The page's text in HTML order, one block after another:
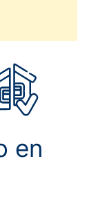
en